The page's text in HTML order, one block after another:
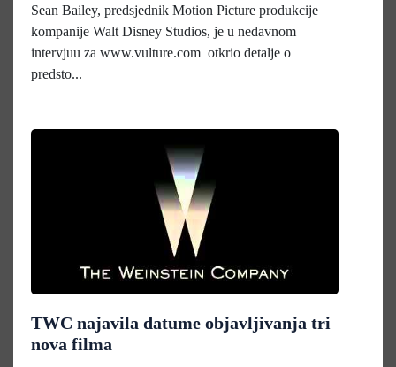
Sean Bailey, predsjednik Motion Picture produkcije
kompanije Walt Disney Studios, je u nedavnom
intervjuu za www.vulture.com otkrio detalje o
predsto...
TWC najavila datume objavljivanja tri
nova filma